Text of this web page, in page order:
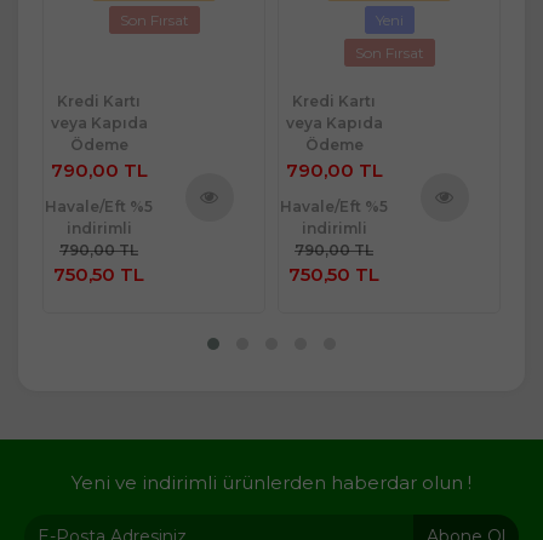
Son Fırsat
Kredi Kartı
veya Kapıda
Ödeme
790,00 TL
Havale/Eft %5
indirimli
790,00 TL
750,50 TL
Yeni
Son Fırsat
Kredi Kartı
veya Kapıda
Ödeme
790,00 TL
Havale/Eft %5
indirimli
790,00 TL
750,50 TL
Yeni ve indirimli ürünlerden haberdar olun !